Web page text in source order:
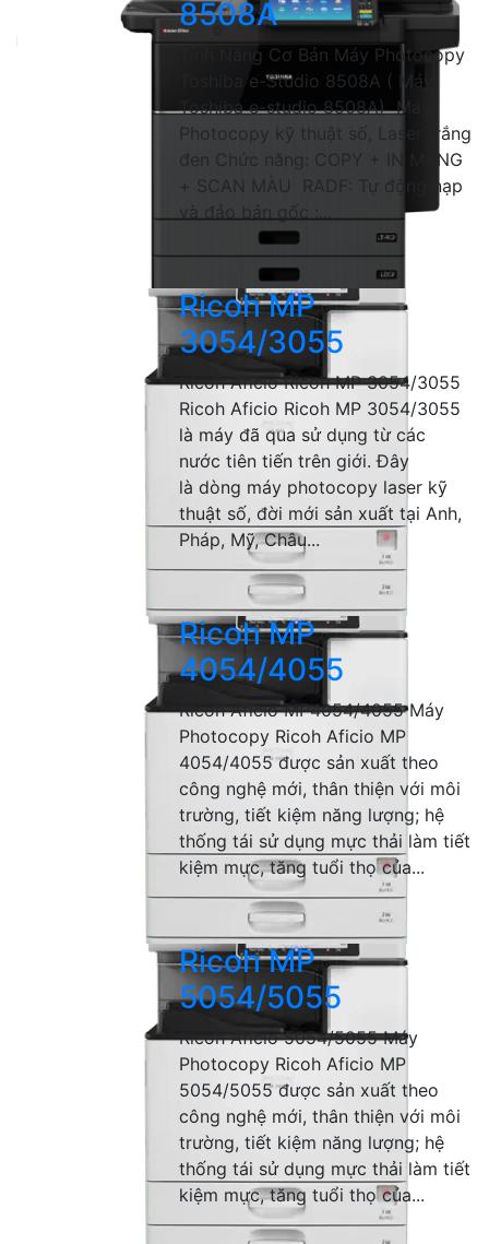
8508A
Tính Năng Cơ Bản Máy Photocopy
Toshiba e-Studio 8508A ( Máy
Toshiba e-studio 8508A) Máy
Photocopy kỹ thuật số, Laser trắng
đen Chức năng: COPY + IN MẠNG
+ SCAN MÀU RADF: Tự động nạp
và đảo bản gốc :...
Ricoh MP
3054/3055
Ricoh Aficio Ricoh MP 3054/3055
Ricoh Aficio Ricoh MP 3054/3055
là máy đã qua sử dụng từ các
nước tiên tiến trên giới. Đây
là dòng máy photocopy laser kỹ
thuật số, đời mới sản xuất tại Anh,
Pháp, Mỹ, Châu...
Ricoh MP
4054/4055
Ricoh Aficio MP4054/4055 Máy
Photocopy Ricoh Aficio MP
4054/4055 được sản xuất theo
công nghệ mới, thân thiện với môi
trường, tiết kiệm năng lượng; hệ
thống tái sử dụng mực thải làm tiết
kiệm mực, tăng tuổi thọ của...
Ricoh MP
5054/5055
Ricoh Aficio 5054/5055 Máy
Photocopy Ricoh Aficio MP
5054/5055 được sản xuất theo
công nghệ mới, thân thiện với môi
trường, tiết kiệm năng lượng; hệ
thống tái sử dụng mực thải làm tiết
kiệm mực, tăng tuổi thọ của...